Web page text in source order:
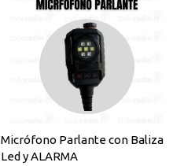
Micrófono Parlante con Baliza
Led y ALARMA